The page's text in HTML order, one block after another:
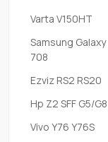
Varta V150HT
Samsung
708
Ezviz RS2 RS20
Hp Z2 SFF G5/G8
Vivo Y76 Y76S